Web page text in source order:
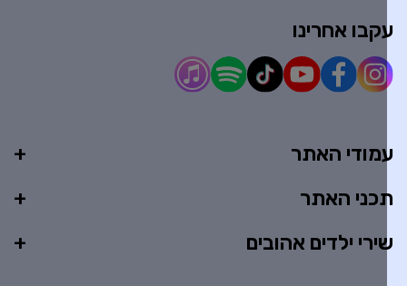
האתר
האתר
ילדים אהובים
אחרינו